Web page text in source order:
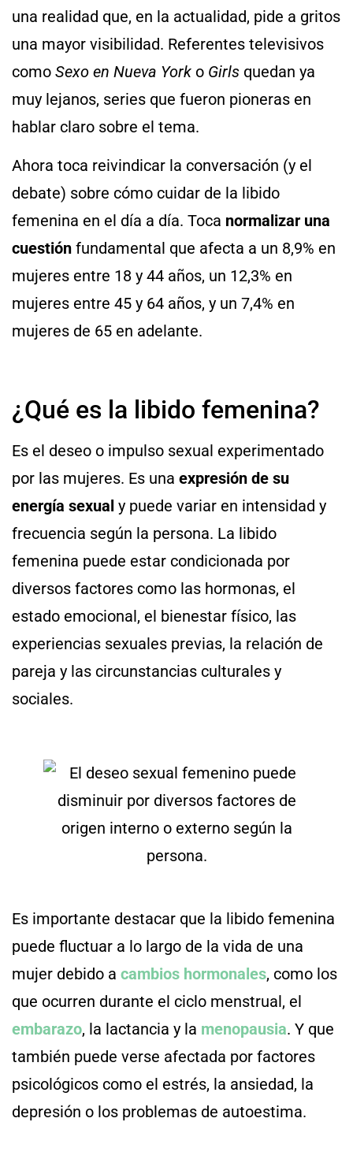
una realidad que, en la actualidad, pide a gritos
una mayor visibilidad. Referentes televisivos
como Sexo en Nueva York o Girls quedan ya
muy lejanos, series que fueron pioneras en
hablar claro sobre el tema.
Ahora toca reivindicar la conversación (y el
debate) sobre cómo cuidar de la libido
femenina en el día a día. Toca normalizar una
cuestión fundamental que afecta a un 8,9% en
mujeres entre 18 y 44 años, un 12,3% en
mujeres entre 45 y 64 años, y un 7,4% en
mujeres de 65 en adelante.
¿Qué es la libido femenina?
Es el deseo o impulso sexual experimentado
por las mujeres. Es una expresión de su
energía sexual y puede variar en intensidad y
frecuencia según la persona. La libido
femenina puede estar condicionada por
diversos factores como las hormonas, el
estado emocional, el bienestar físico, las
experiencias sexuales previas, la relación de
pareja y las circunstancias culturales y
sociales.
Es importante destacar que la libido femenina
puede fluctuar a lo largo de la vida de una
mujer debido a cambios hormonales, como los
que ocurren durante el ciclo menstrual, el
embarazo, la lactancia y la menopausia. Y que
también puede verse afectada por factores
psicológicos como el estrés, la ansiedad, la
depresión o los problemas de autoestima.